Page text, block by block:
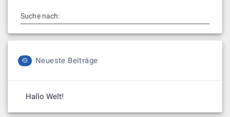
Suche nach:
Neueste Beiträge
Hallo Welt!